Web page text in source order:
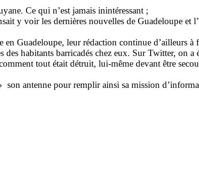
Ce qui n’est jamais inintéressant ;
y voir les dernières nouvelles de Guadeloupe et
en Guadeloupe, leur rédaction continue d’ailleurs
habitants barricadés chez eux. Sur Twitter, on a
tout était détruit, lui-même devant être
son antenne pour remplir ainsi sa mission